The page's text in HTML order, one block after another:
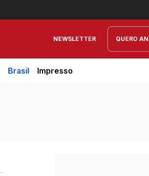
NEWSLETTER QUERO
Brasil Impresso